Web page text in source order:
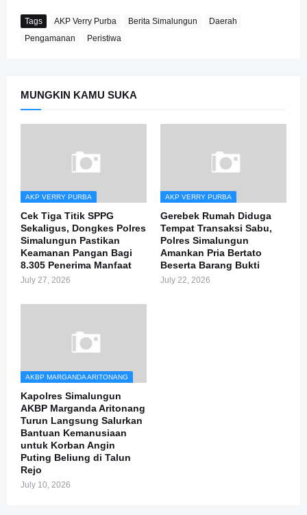
Tags AKP Verry Purba Berita Simalungun
Daerah
Pengamanan
Peristiwa
MUNGKIN KAMU SUKA
AKP VERRY PURBA
Cek Tiga Titik SPPG
Sekaligus, Dongkes Polres
Simalungun Pastikan
Keamanan Pangan Bagi
8.305 Penerima Manfaat
July 27, 2026
AKP VERRY PURBA
Gerebek Rumah Diduga
Tempat Transaksi Sabu,
Polres Simalungun
Amankan Pria Bertato
Beserta Barang Bukti
July 22, 2026
AKBP MARGANDA ARITONANG
Kapolres Simalungun
AKBP Marganda Aritonang
Turun Langsung Salurkan
Bantuan Kemanusiaan
untuk Korban Angin
Puting Beliung di Talun
Rejo
July 10, 2026